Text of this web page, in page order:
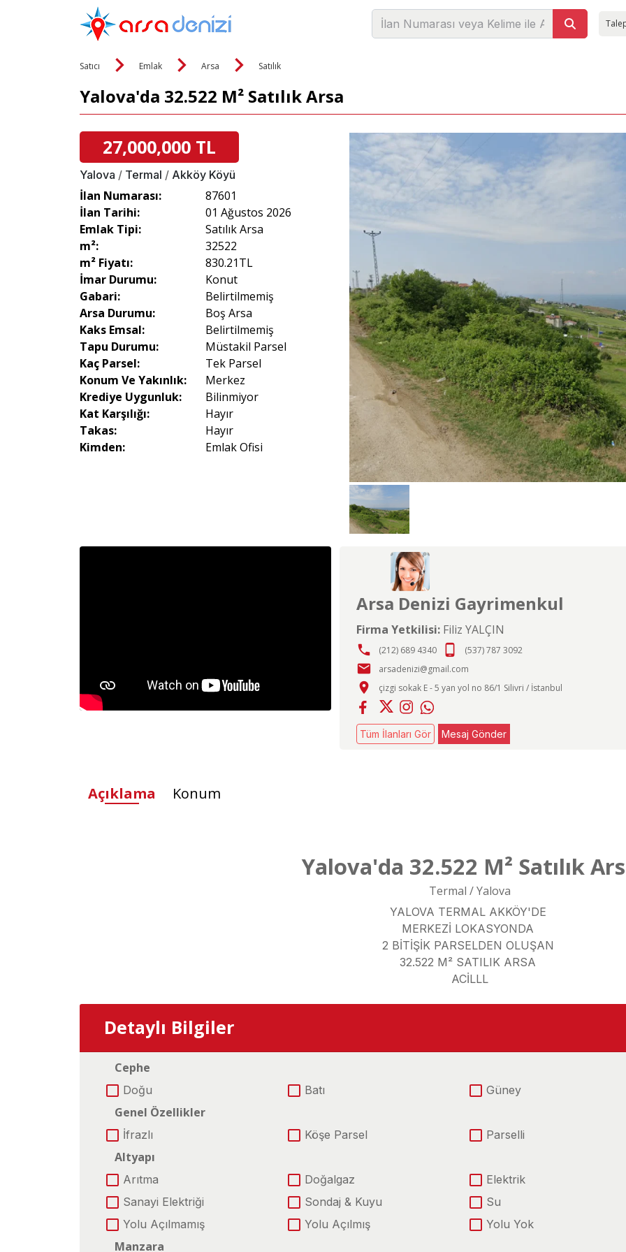
Satıcı Emlak Arsa Satılık
Yalova'da 32.522 M² Satılık Arsa
27,000,000 TL
Yalova / Termal / Akköy Köyü
İlan Numarası:
87601
İlan Tarihi:
01 Ağustos 2026
Emlak Tipi:
Satılık Arsa
m²:
32522
m² Fiyatı:
830.21TL
İmar Durumu:
Konut
Gabari:
Belirtilmemiş
Arsa Durumu:
Boş Arsa
Kaks Emsal:
Belirtilmemiş
Tapu Durumu:
Müstakil Parsel
Kaç Parsel:
Tek Parsel
Konum Ve Yakınlık:
Merkez
Krediye Uygunluk:
Bilinmiyor
Kat Karşılığı:
Hayır
Takas:
Hayır
Kimden:
Emlak Ofisi
Arsa Denizi Gayrimenkul
Firma Yetkilisi: Filiz YALÇIN
phone
(212) 689 4340 phone_android (537) 787 3092
email arsadenizi@gmail.com
place çizgi sokak E - 5 yan yol no 86/1 Silivri / İstanbul
Tüm İlanları Gör Mesaj Gönder
Açıklama Konum
Yalova'da 32.522 M² Satılık
Termal / Yalova
YALOVA TERMAL AKKÖY'DE
MERKEZİ LOKASYONDA
2 BİTİŞİK PARSELDEN OLUŞAN
32.522 M² SATILIK ARSA
ACİLLL
Detaylı Bilgiler
Cephe
Doğu Batı Güney
Genel Özellikler
İfrazlı Köşe Parsel Parselli
Altyapı
Arıtma Doğalgaz
Elektrik
Sanayi Elektriği
Sondaj & Kuyu
Su
Yolu Açılmamış
Yolu Açılmış Yolu Yok
Manzara